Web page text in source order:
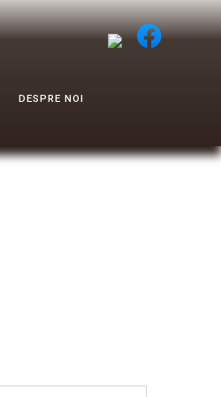
DESPRE NOI